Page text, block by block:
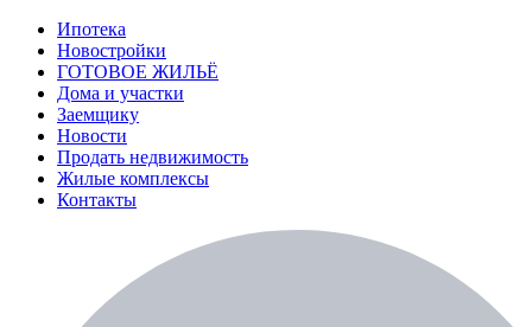
Ипотека
Новостройки
ГОТОВОЕ ЖИЛЬЁ
Дома и участки
Заемщику
Новости
Продать недвижимость
Жилые комплексы
Контакты